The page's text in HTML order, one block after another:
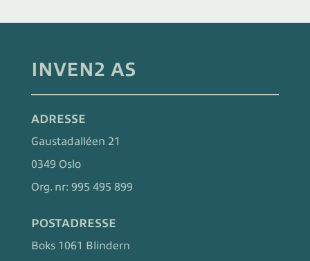
INVEN2 AS
ADRESSE
Gaustadalléen 21
0349 Oslo
Org. nr: 995 495 899
POSTADRESSE
Boks 1061 Blindern